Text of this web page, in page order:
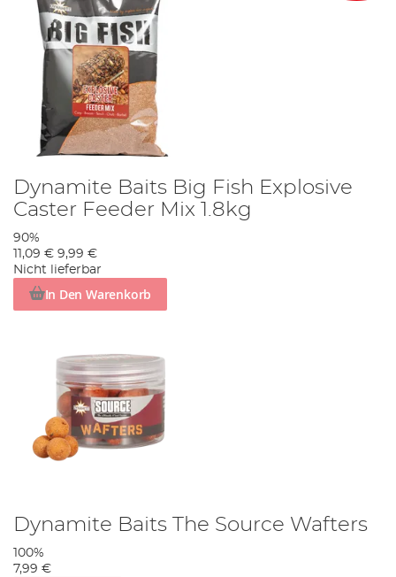
Dynamite Baits Big Fish Explosive
Caster Feeder Mix 1.8kg
90%
11,09 € 9,99 €
Nicht lieferbar
In Den Warenkorb
Dynamite Baits The Source Wafters
100%
7,99 €